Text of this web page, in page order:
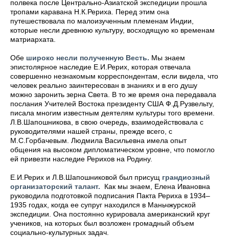
полвека после Центрально-Азиатской экспедиции прошла
тропами каравана Н.К.Рериха. Перед этим она
путешествовала по малоизученным племенам Индии,
которые несли древнюю культуру, восходящую ко временам
матриархата.
Обе широко несли полученную Весть. Мы знаем
эпистолярное наследие Е.И.Рерих, которая отвечала
совершенно незнакомым корреспондентам, если видела, что
человек реально заинтересован в знаниях и в его душу
можно заронить зерна Света. В то же время она передавала
послания Учителей Востока президенту США Ф.Д.Рузвельту,
писала многим известным деятелям культуры того времени.
Л.В.Шапошникова, в свою очередь, взаимодействовала с
руководителями нашей страны, прежде всего, с
М.С.Горбачевым. Людмила Васильевна имела опыт
общения на высоком дипломатическом уровне, что помогло
ей привезти наследие Рерихов на Родину.
Е.И.Рерих и Л.В.Шапошниковой был присущ грандиозный
организаторский талант. Как мы знаем, Елена Ивановна
руководила подготовкой подписания Пакта Рериха в 1934–
1935 годах, когда ее супруг находился в Маньчжурской
экспедиции. Она постоянно курировала американский круг
учеников, на которых был возложен громадный объем
социально-культурных задач.